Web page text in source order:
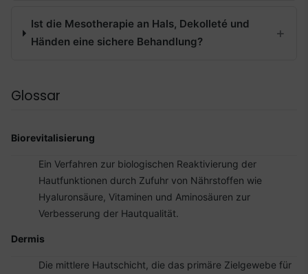
Ist die Mesotherapie an Hals, Dekolleté und
Händen eine sichere Behandlung?
Glossar
Biorevitalisierung
Ein Verfahren zur biologischen Reaktivierung der
Hautfunktionen durch Zufuhr von Nährstoffen wie
Hyaluronsäure, Vitaminen und Aminosäuren zur
Verbesserung der Hautqualität.
Dermis
Die mittlere Hautschicht, die das primäre Zielgewebe für